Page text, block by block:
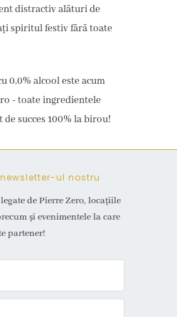
distractiv alături de
spiritul festiv fără toate
0,0% alcool este acum
- toate ingredientele
succes 100% la birou!
ul nostru
de Pierre Zero, locațiile
și evenimentele la care
partener!